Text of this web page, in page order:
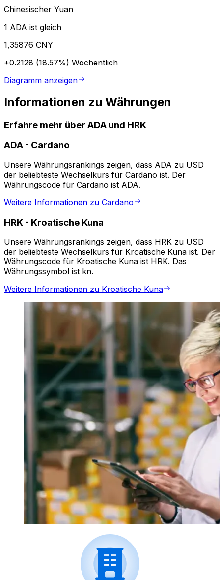
Chinesischer Yuan
1 ADA ist gleich
1,35876 CNY
+0.2128 (18.57%) Wöchentlich
Diagramm anzeigen
Informationen zu Währungen
Erfahre mehr über ADA und HRK
ADA - Cardano
Unsere Währungsrankings zeigen, dass ADA zu USD
der beliebteste Wechselkurs für Cardano ist. Der
Währungscode für Cardano ist ADA.
Weitere Informationen zu Cardano
HRK - Kroatische Kuna
Unsere Währungsrankings zeigen, dass HRK zu USD
der beliebteste Wechselkurs für Kroatische Kuna ist. Der
Währungscode für Kroatische Kuna ist HRK. Das
Währungssymbol ist kn.
Weitere Informationen zu Kroatische Kuna